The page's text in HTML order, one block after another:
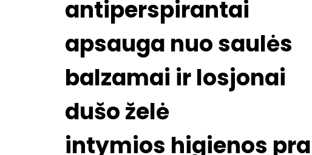
antiperspirantai
apsauga nuo saulės
balzamai ir losjonai
dušo želė
intymios higienos